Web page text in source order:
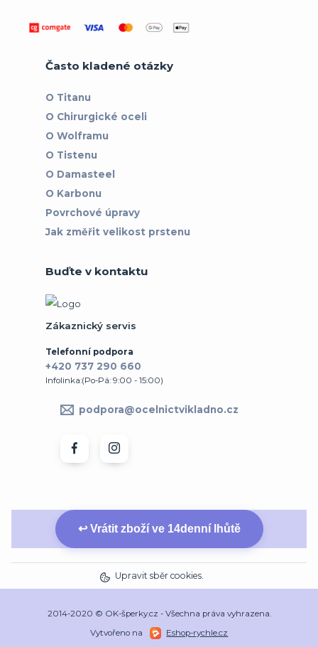
Často kladené otázky
O Titanu
O Chirurgické oceli
O Wolframu
O Tistenu
O Damasteel
O Karbonu
Povrchové úpravy
Jak změřit velikost prstenu
Buďte v kontaktu
Zákaznický servis
Telefonní podpora
+420 737 290 660
Infolinka:(Po-Pá: 9:00 - 15:00)
podpora@ocelnictvikladno.cz
↩ Vrátit zboží ve 14denní lhůtě
Upravit sběr cookies.
2014-2020 © OK-šperky.cz - Všechna práva vyhrazena.
Vytvořeno na
Eshop-rychle.cz